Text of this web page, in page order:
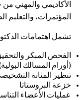
الأكاديمي والمهني
المؤتمرات، والتعليم
تشمل اهتمامات
الفحص المبكر
(أورام المسالك
تنظير المثانة
خزعة البروستاتا
عمليات الأعضاء